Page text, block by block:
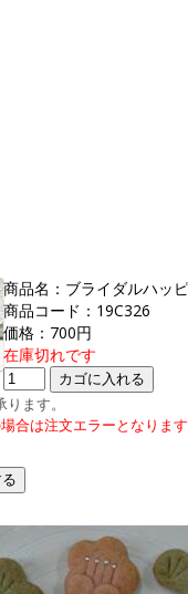
商品名：ブライダルハッ
商品コード：19C326
価格：700円
在庫切れです
ます。
合は注文エラーとなります